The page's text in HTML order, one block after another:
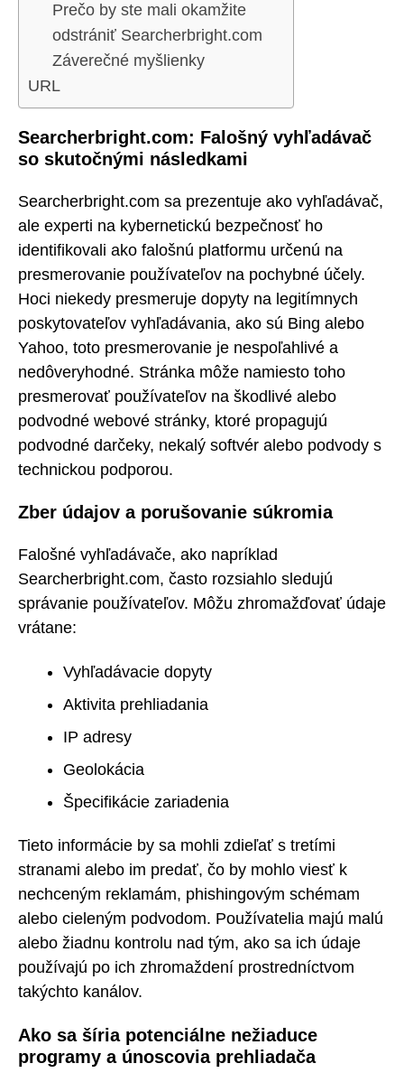
Prečo by ste mali okamžite
odstrániť Searcherbright.com
Záverečné myšlienky
URL
Searcherbright.com: Falošný vyhľadávač
so skutočnými následkami
Searcherbright.com sa prezentuje ako vyhľadávač,
ale experti na kybernetickú bezpečnosť ho
identifikovali ako falošnú platformu určenú na
presmerovanie používateľov na pochybné účely.
Hoci niekedy presmeruje dopyty na legitímnych
poskytovateľov vyhľadávania, ako sú Bing alebo
Yahoo, toto presmerovanie je nespoľahlivé a
nedôveryhodné. Stránka môže namiesto toho
presmerovať používateľov na škodlivé alebo
podvodné webové stránky, ktoré propagujú
podvodné darčeky, nekalý softvér alebo podvody s
technickou podporou.
Zber údajov a porušovanie súkromia
Falošné vyhľadávače, ako napríklad
Searcherbright.com, často rozsiahlo sledujú
správanie používateľov. Môžu zhromažďovať údaje
vrátane:
Vyhľadávacie dopyty
Aktivita prehliadania
IP adresy
Geolokácia
Špecifikácie zariadenia
Tieto informácie by sa mohli zdieľať s tretími
stranami alebo im predať, čo by mohlo viesť k
nechceným reklamám, phishingovým schémam
alebo cieleným podvodom. Používatelia majú malú
alebo žiadnu kontrolu nad tým, ako sa ich údaje
používajú po ich zhromaždení prostredníctvom
takýchto kanálov.
Ako sa šíria potenciálne nežiaduce
programy a únoscovia prehliadača